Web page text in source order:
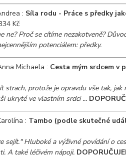
: Síla rodu - Práce s předky
Kč
ne? Proč se cítíme nezakotveně?
potenciálem: předky.
Michaela : Cesta mým srdcem v
strach, protože je opravdu vše tak, jak
ukryté ve vlastním srdci ...
: Tambo (podle skutečné
sejít." Hluboké a výživné povídání o
A také léčivém nápoji.